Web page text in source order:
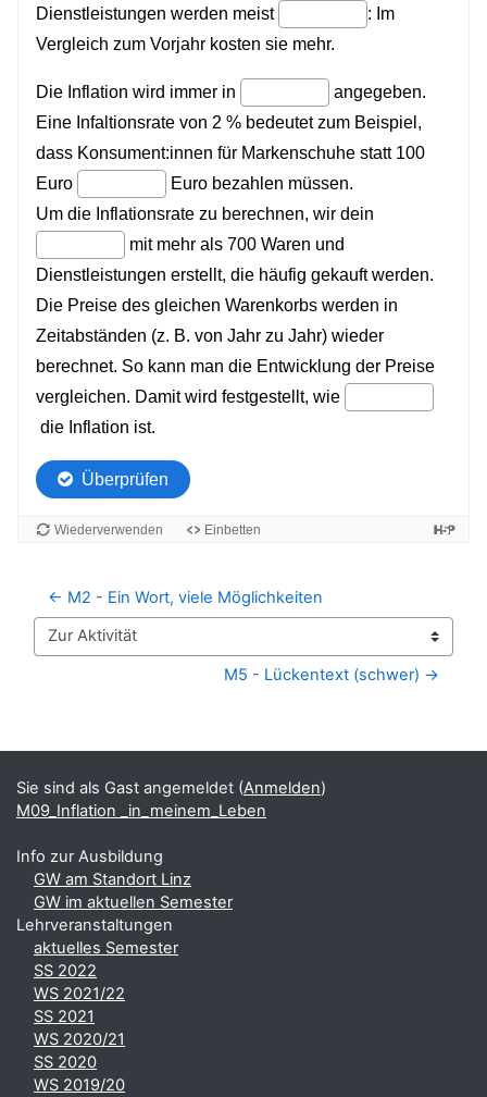
← M2 - Ein Wort, viele Möglichkeiten
Zur Aktivität
M5 - Lückentext (schwer) →
Ergänzungsblöcke
Sie sind als Gast angemeldet (Anmelden)
M09_Inflation _in_meinem_Leben
Info zur Ausbildung
GW am Standort Linz
GW im aktuellen Semester
Lehrveranstaltungen
aktuelles Semester
SS 2022
WS 2021/22
SS 2021
WS 2020/21
SS 2020
WS 2019/20